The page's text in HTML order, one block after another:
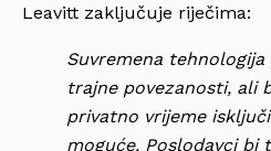
Leavitt zaključuje riječima:
Suvremena
trajne povezanosti, ali
privatno vrijeme
moguće. Poslodavci bi